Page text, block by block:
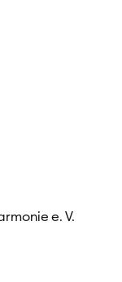
e. V.